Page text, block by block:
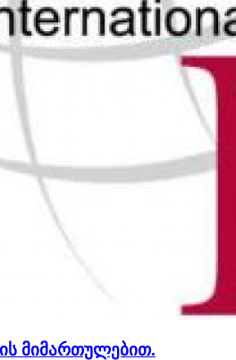
მიმართულებით.